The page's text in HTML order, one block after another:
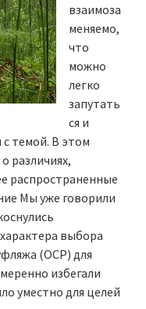
взаимоза
меняемо,
что
можно
легко
запутать
ся и
с темой. В этом
различиях,
распространенные
Мы уже говорили
выбора
(OCP) для
избегали
уместно для целей